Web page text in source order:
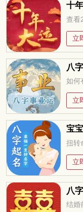
十
查看
立
八
如何
立
宝
扭转
立
八